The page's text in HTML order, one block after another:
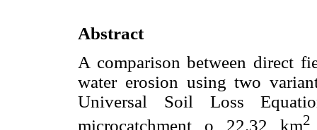
Abstract
A comparison between direct
water erosion using two
Universal Soil Loss
microcatchment o 22.32 km2